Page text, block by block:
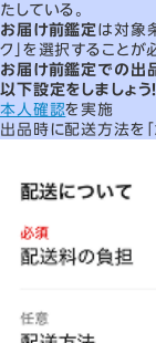
たしている。
お届け前鑑定は対象
ク」を選択することが
お届け前鑑定での出
以下設定をしましょう！
本人確認を実施
出品時に配送方法を